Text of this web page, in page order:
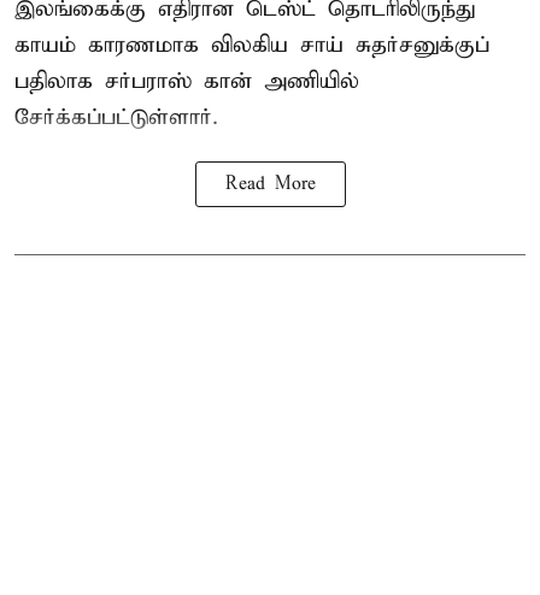
இலங்கைக்கு எதிரான டெஸ்ட் தொடரிலிருந்து
காயம் காரணமாக விலகிய சாய் சுதர்சனுக்குப்
பதிலாக சர்பராஸ் கான் அணியில்
சேர்க்கப்பட்டுள்ளார்.
Read More